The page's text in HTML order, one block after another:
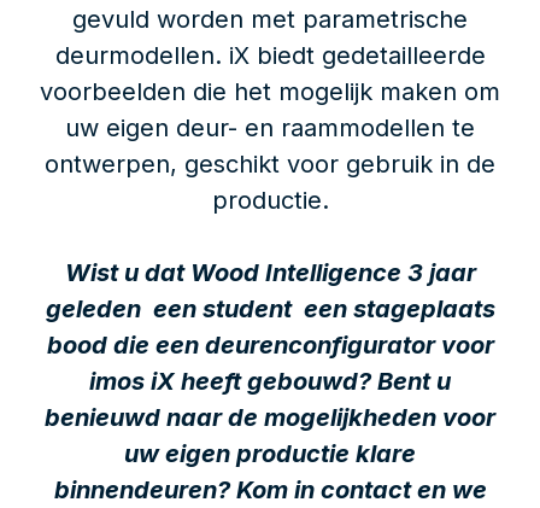
gevuld worden met parametrische
deurmodellen. iX biedt gedetailleerde
voorbeelden die het mogelijk maken om
uw eigen deur- en raammodellen te
ontwerpen, geschikt voor gebruik in de
productie.
Wist u dat Wood Intelligence 3 jaar
geleden een student een stageplaats
bood die een deurenconfigurator voor
imos iX heeft gebouwd? Bent u
benieuwd naar de mogelijkheden voor
uw eigen productie klare
binnendeuren? Kom in contact en we